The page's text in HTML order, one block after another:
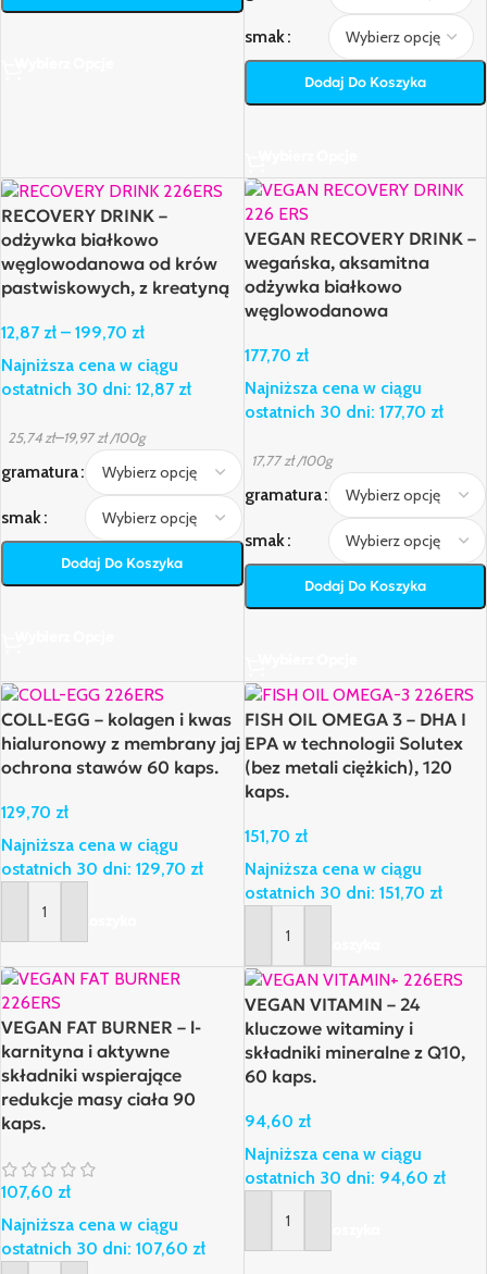
smak
Dodaj Do Koszyka
RECOVERY DRINK –
odżywka białkowo
węglowodanowa od krów
pastwiskowych, z kreatyną
12,87 zł – 199,70 zł
Najniższa cena w ciągu
ostatnich 30 dni: 12,87 zł
25,74zł–19,97zł /100g
gramatura
smak
Dodaj Do Koszyka
VEGAN RECOVERY DRINK –
wegańska, aksamitna
odżywka białkowo
węglowodanowa
177,70 zł
Najniższa cena w ciągu
ostatnich 30 dni: 177,70 zł
17,77zł /100g
gramatura
smak
Dodaj Do Koszyka
COLL-EGG – kolagen i kwas
hialuronowy z membrany jaj
ochrona stawów 60 kaps.
129,70 zł
Najniższa cena w ciągu
ostatnich 30 dni: 129,70 zł
Dodaj Do Koszyka
FISH OIL OMEGA 3 – DHA I
EPA w technologii Solutex
(bez metali ciężkich), 120
kaps.
151,70 zł
Najniższa cena w ciągu
ostatnich 30 dni: 151,70 zł
Dodaj Do Koszyka
VEGAN FAT BURNER – l-
karnityna i aktywne
składniki wspierające
redukcje masy ciała 90
kaps.
107,60 zł
Najniższa cena w ciągu
ostatnich 30 dni: 107,60 zł
VEGAN VITAMIN – 24
kluczowe witaminy i
składniki mineralne z Q10,
60 kaps.
94,60 zł
Najniższa cena w ciągu
ostatnich 30 dni: 94,60 zł
Dodaj Do Koszyka